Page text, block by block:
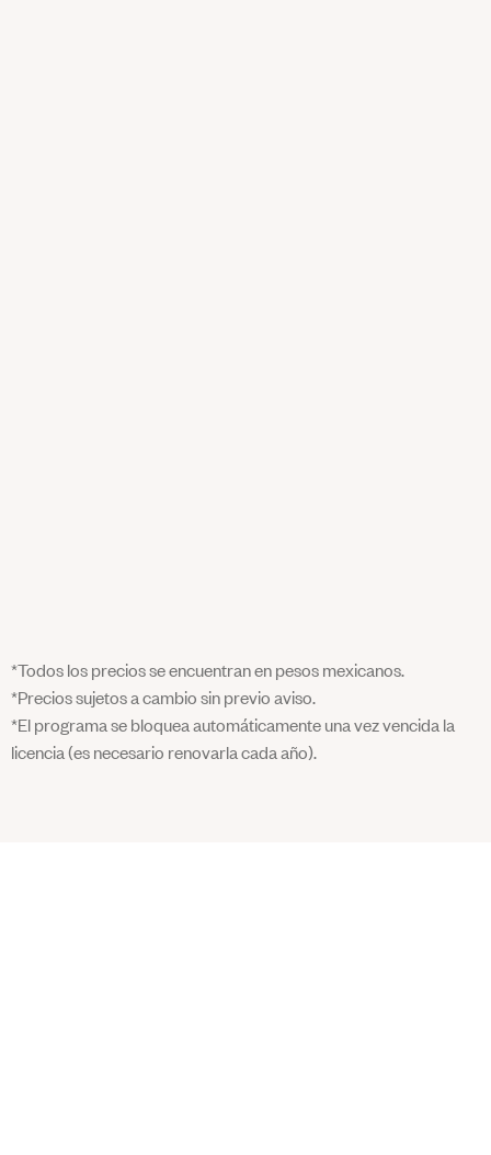
*Todos los precios se encuentran en pesos mexicanos.
*Precios sujetos a cambio sin previo aviso.
*El programa se bloquea automáticamente una vez vencida la
licencia (es necesario renovarla cada año).